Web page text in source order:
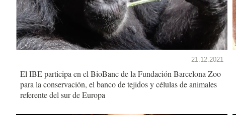
21.12.2021
El IBE participa en el BioBanc de la Fundación Barcelona Zoo
para la conservación, el banco de tejidos y células de animales
referente del sur de Europa